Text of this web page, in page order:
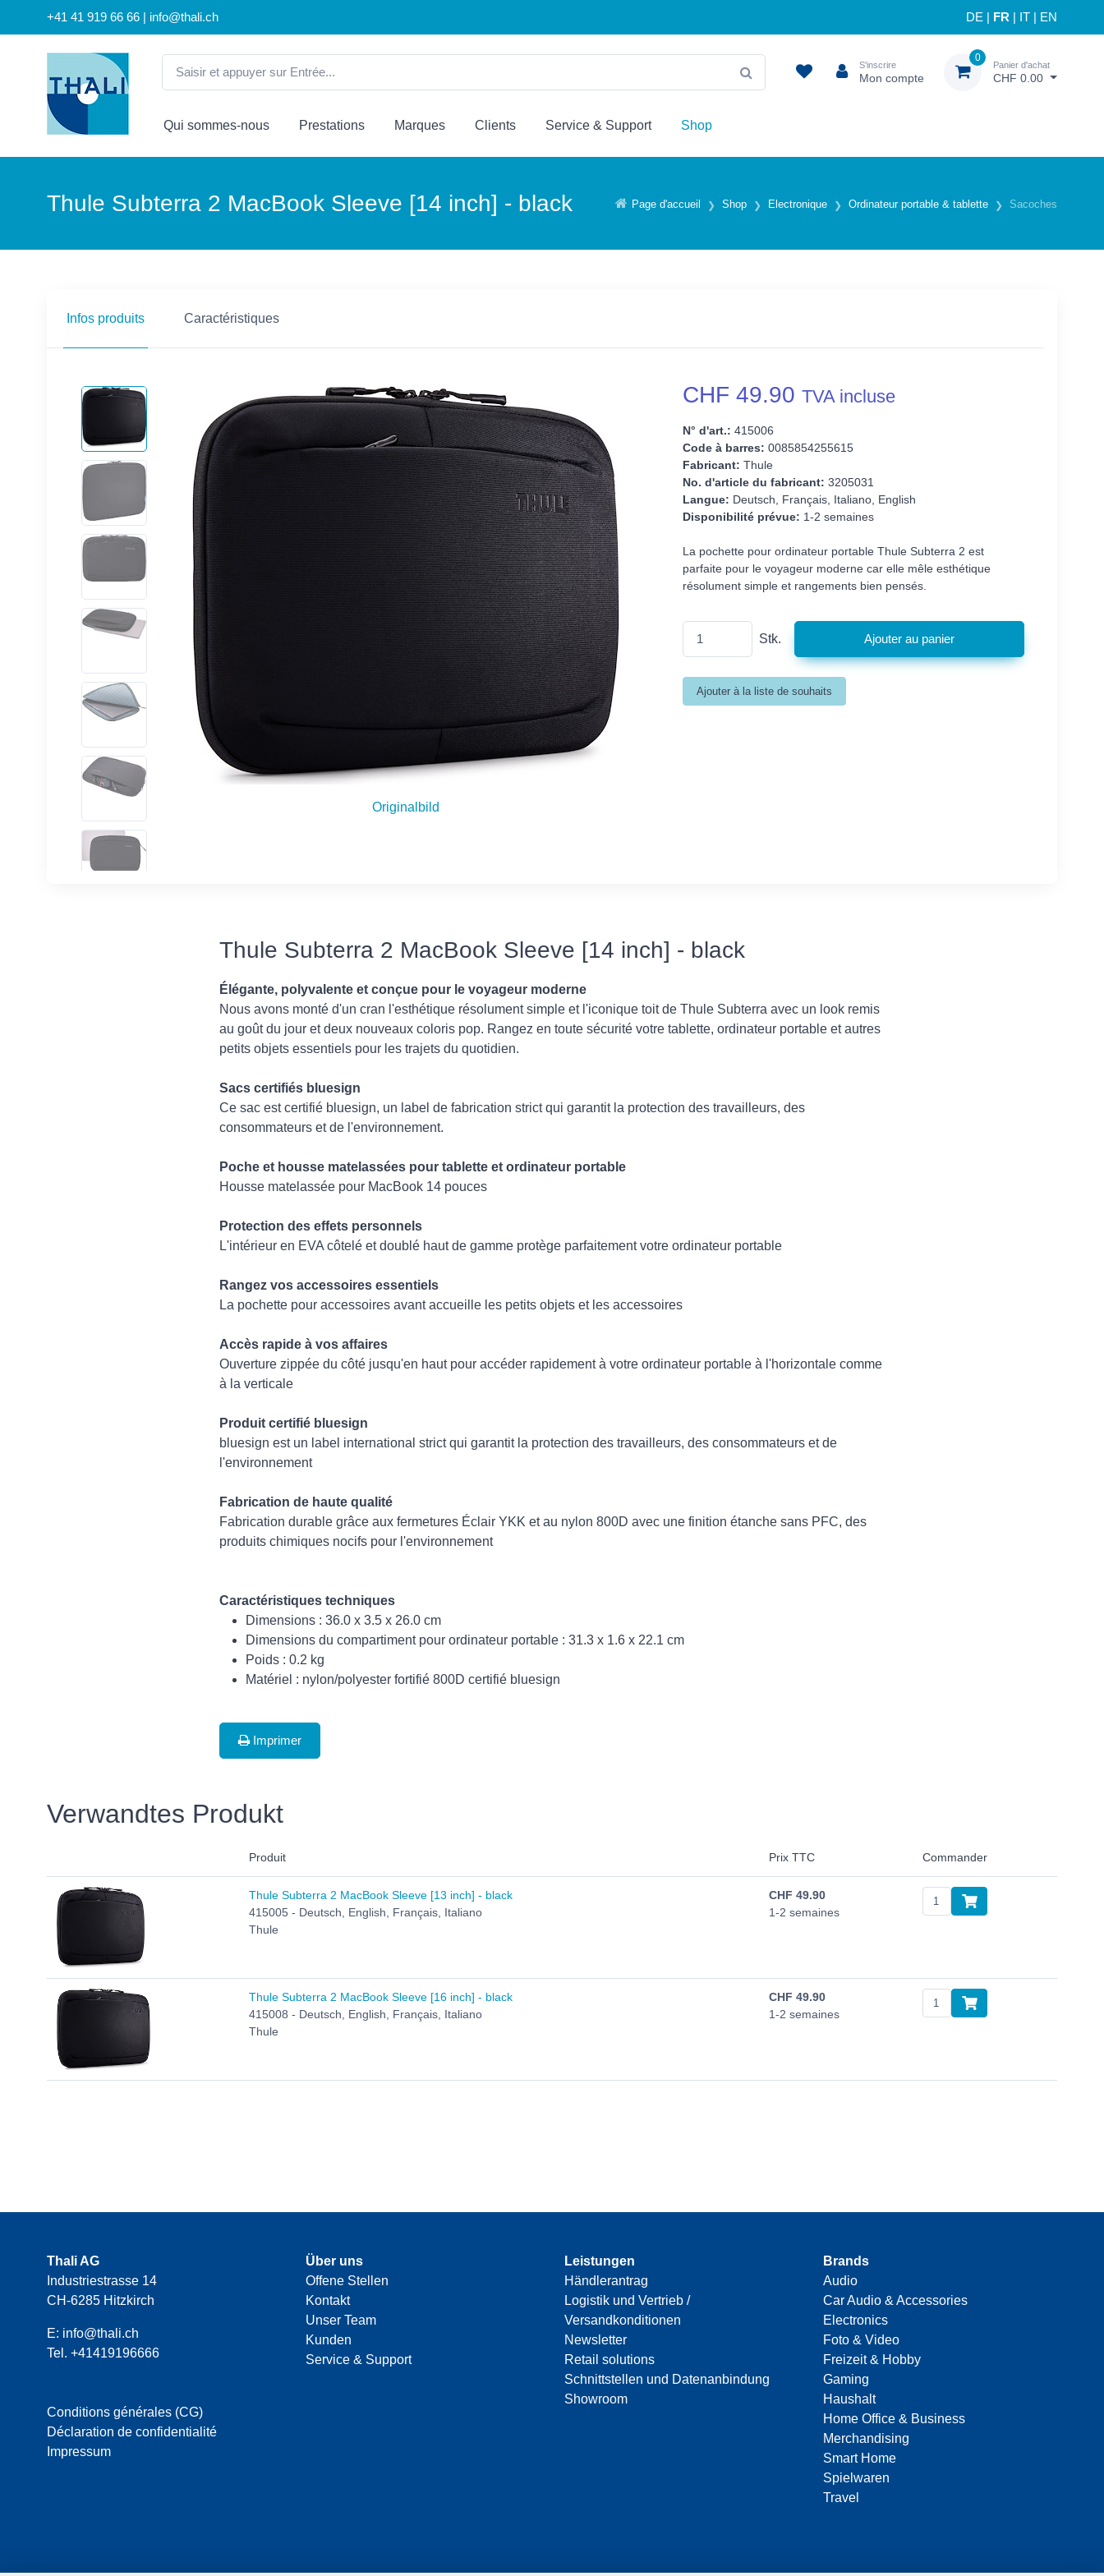
+41 41 919 66 66 | info@thali.ch DE FR IT EN
S'inscrire
Mon compte
0
Panier d'achat
CHF 0.00
Qui sommes-nous Prestations Marques Clients Service & Support Shop
Page d'accueil Shop Electronique Ordinateur portable & tablette Sacoches
Thule Subterra 2 MacBook Sleeve [14 inch] - black
Infos produits Caractéristiques
Originalbild
CHF 49.90 TVA incluse
N° d'art.: 415006
Code à barres: 0085854255615
Fabricant: Thule
No. d'article du fabricant: 3205031
Langue: Deutsch, Français, Italiano, English
Disponibilité prévue: 1-2 semaines
La pochette pour ordinateur portable Thule Subterra 2 est
parfaite pour le voyageur moderne car elle mêle esthétique
résolument simple et rangements bien pensés.
Stk.
Thule Subterra 2 MacBook Sleeve [14 inch] - black
Élégante, polyvalente et conçue pour le voyageur moderne
Nous avons monté d'un cran l'esthétique résolument simple et l'iconique toit de Thule Subterra avec un look remis
au goût du jour et deux nouveaux coloris pop. Rangez en toute sécurité votre tablette, ordinateur portable et autres
petits objets essentiels pour les trajets du quotidien.
Sacs certifiés bluesign
Ce sac est certifié bluesign, un label de fabrication strict qui garantit la protection des travailleurs, des
consommateurs et de l'environnement.
Poche et housse matelassées pour tablette et ordinateur portable
Housse matelassée pour MacBook 14 pouces
Protection des effets personnels
L'intérieur en EVA côtelé et doublé haut de gamme protège parfaitement votre ordinateur portable
Rangez vos accessoires essentiels
La pochette pour accessoires avant accueille les petits objets et les accessoires
Accès rapide à vos affaires
Ouverture zippée du côté jusqu'en haut pour accéder rapidement à votre ordinateur portable à l'horizontale comme
à la verticale
Produit certifié bluesign
bluesign est un label international strict qui garantit la protection des travailleurs, des consommateurs et de
l'environnement
Fabrication de haute qualité
Fabrication durable grâce aux fermetures Éclair YKK et au nylon 800D avec une finition étanche sans PFC, des
produits chimiques nocifs pour l'environnement
Caractéristiques techniques
Dimensions : 36.0 x 3.5 x 26.0 cm
Dimensions du compartiment pour ordinateur portable : 31.3 x 1.6 x 22.1 cm
Poids : 0.2 kg
Matériel : nylon/polyester fortifié 800D certifié bluesign
Imprimer
Verwandtes Produkt
Produit Prix TTC Commander
Thule Subterra 2 MacBook Sleeve [13 inch] - black
415005 - Deutsch, English, Français, Italiano
Thule
CHF 49.90
1-2 semaines
Thule Subterra 2 MacBook Sleeve [16 inch] - black
415008 - Deutsch, English, Français, Italiano
Thule
CHF 49.90
1-2 semaines
Thali AG
Industriestrasse 14
CH-6285 Hitzkirch
E: info@thali.ch
Tel. +41419196666
Conditions générales (CG)
Déclaration de confidentialité
Impressum
Über uns
Offene Stellen
Kontakt
Unser Team
Kunden
Service & Support
Leistungen
Händlerantrag
Logistik und Vertrieb /
Versandkonditionen
Newsletter
Retail solutions
Schnittstellen und Datenanbindung
Showroom
Brands
Audio
Car Audio & Accessories
Electronics
Foto & Video
Freizeit & Hobby
Gaming
Haushalt
Home Office & Business
Merchandising
Smart Home
Spielwaren
Travel